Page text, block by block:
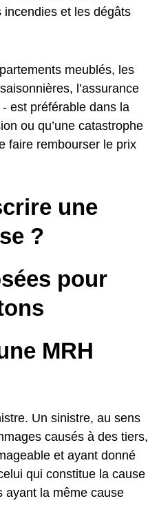
incendies et les dégâts
meublés, les
l’assurance
est préférable dans la
ou qu’une catastrophe
faire rembourser le prix
une
?
pour
MRH
Un sinistre, au sens
causés à des tiers,
et ayant donné
qui constitue la cause
ayant la même cause